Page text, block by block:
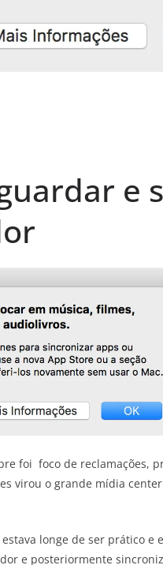
e
foi foco de reclamações,
virou o grande mídia
longe de ser prático e
e posteriormente